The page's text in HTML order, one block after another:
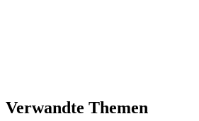
Verwandte Themen